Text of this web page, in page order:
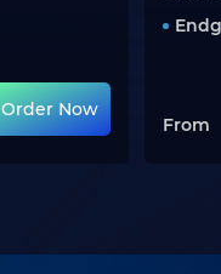
Order Now
From